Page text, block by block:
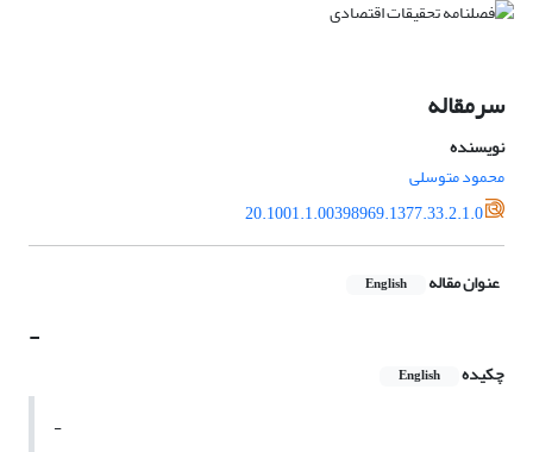
سرمقاله
نویسنده
محمود متوسلی
20.1001.1.00398969.1377.33.2.1.0
عنوان مقاله English
-
چکیده English
-